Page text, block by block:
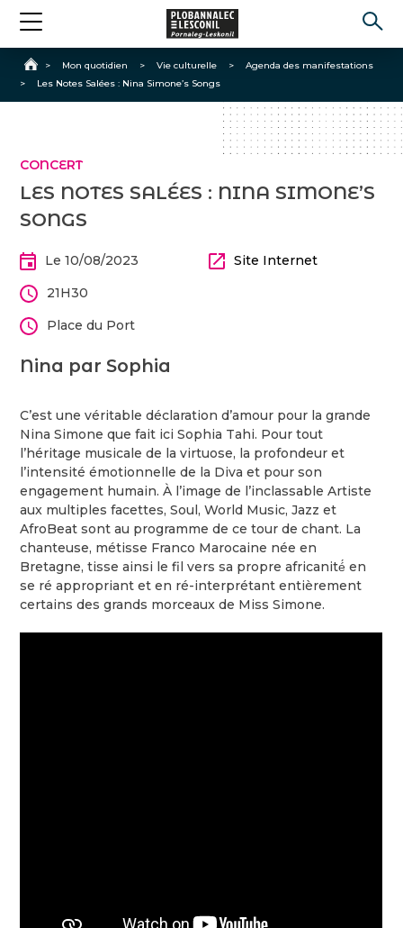
Accueil
> Mon quotidien > Vie culturelle >
Agenda des manifestations
>
Les Notes Salées : Nina Simone’s Songs
CONCERT
LES NOTES SALÉES : NINA SIMONE’S
SONGS
Le 10/08/2023
21H30
Place du Port
Site Internet
Nina par Sophia
C’est une véritable déclaration d’amour pour la grande
Nina Simone que fait ici Sophia Tahi. Pour tout
l’héritage musicale de la virtuose, la profondeur et
l’intensité émotionnelle de la Diva et pour son
engagement humain. À l’image de l’inclassable Artiste
aux multiples facettes, Soul, World Music, Jazz et
AfroBeat sont au programme de ce tour de chant. La
chanteuse, métisse Franco Marocaine née en
Bretagne, tisse ainsi le fil vers sa propre africanité́ en
se ré appropriant et en ré-interprétant entièrement
certains des grands morceaux de Miss Simone.